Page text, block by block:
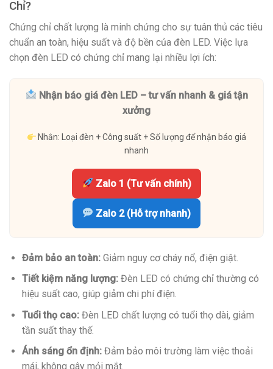
Chỉ?
Chứng chỉ chất lượng là minh chứng cho sự tuân thủ các tiêu
chuẩn an toàn, hiệu suất và độ bền của đèn LED. Việc lựa
chọn đèn LED có chứng chỉ mang lại nhiều lợi ích:
Nhận báo giá đèn LED – tư vấn nhanh & giá tận
xưởng
Nhắn: Loại đèn + Công suất + Số lượng để nhận báo giá
nhanh
Zalo 1 (Tư vấn chính)
Zalo 2 (Hỗ trợ nhanh)
Đảm bảo an toàn:Giảm nguy cơ cháy nổ, điện giật.
Tiết kiệm năng lượng:Đèn LED có chứng chỉ thường có
hiệu suất cao, giúp giảm chi phí điện.
Tuổi thọ cao:Đèn LED chất lượng có tuổi thọ dài, giảm
tần suất thay thế.
Ánh sáng ổn định:Đảm bảo môi trường làm việc thoải
mái, không gây mỏi mắt.